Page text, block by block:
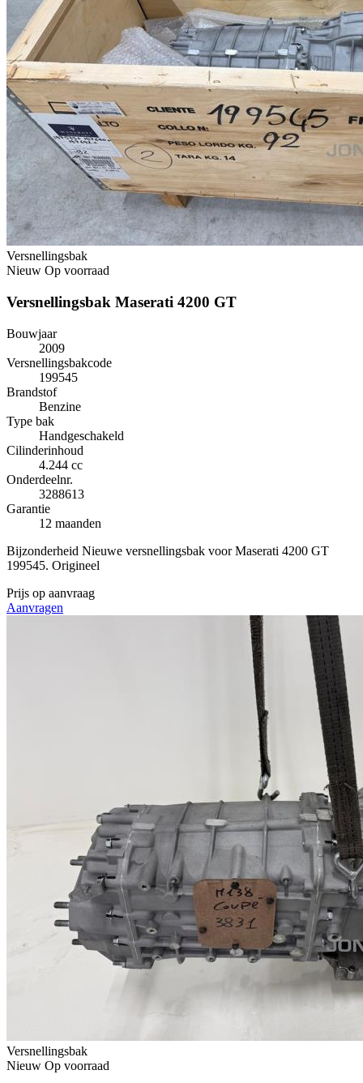
Versnellingsbak
Nieuw Op voorraad
Versnellingsbak Maserati 4200 GT
Bouwjaar
2009
Versnellingsbakcode
199545
Brandstof
Benzine
Type bak
Handgeschakeld
Cilinderinhoud
4.244 cc
Onderdeelnr.
3288613
Garantie
12 maanden
Bijzonderheid Nieuwe versnellingsbak voor Maserati 4200 GT
199545. Origineel
Prijs op aanvraag
Aanvragen
Versnellingsbak
Nieuw Op voorraad